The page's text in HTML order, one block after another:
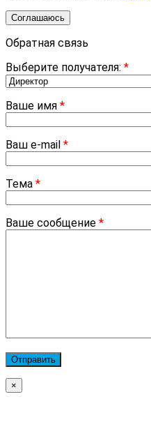
Соглашаюсь
Обратная связь
Выберите получателя: *
Ваше имя *
Ваш e-mail *
Тема *
Ваше сообщение *
×